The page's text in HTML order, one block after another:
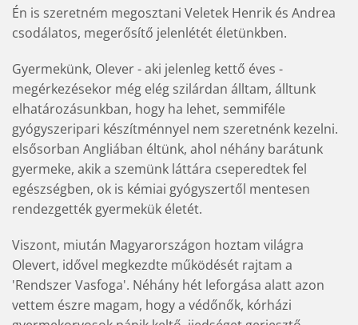
Én is szeretném megosztani Veletek Henrik és Andrea
csodálatos, megerősítő jelenlétét életünkben.
Gyermekünk, Olever - aki jelenleg kettő éves -
megérkezésekor még elég szilárdan álltam, álltunk
elhatározásunkban, hogy ha lehet, semmiféle
gyógyszeripari készítménnyel nem szeretnénk kezelni.
elsősorban Angliában éltünk, ahol néhány barátunk
gyermeke, akik a szemünk láttára cseperedtek fel
egészségben, ok is kémiai gyógyszertől mentesen
rendezgették gyermekük életét.
Viszont, miután Magyarországon hoztam világra
Olevert, idővel megkezdte működését rajtam a
'Rendszer Vasfoga'. Néhány hét leforgása alatt azon
vettem észre magam, hogy a védőnők, kórházi